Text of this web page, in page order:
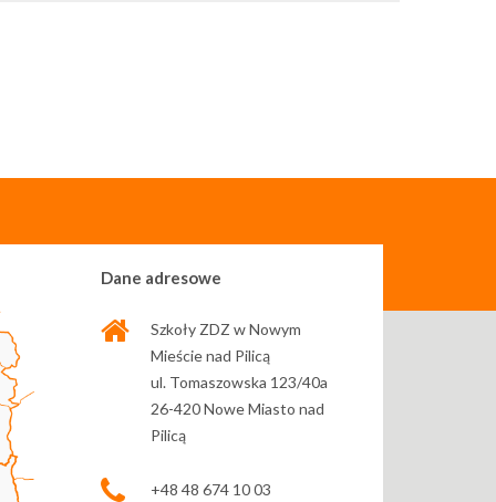
Dane adresowe
Szkoły ZDZ w Nowym
Mieście nad Pilicą
ul. Tomaszowska 123/40a
26-420 Nowe Miasto nad
Pilicą
+48 48 674 10 03